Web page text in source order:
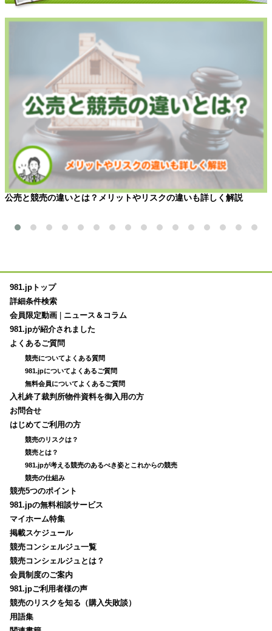
公売と競売の違いとは？メリットやリスクの違いも詳しく解説
981.jpトップ
詳細条件検索
会員限定動画
ニュース＆コラム
981.jpが紹介されました
よくあるご質問
競売についてよくある質問
981.jpについてよくあるご質問
無料会員についてよくあるご質問
入札終了裁判所物件資料を御入用の方
お問合せ
はじめてご利用の方
競売のリスクは？
競売とは？
981.jpが考える競売のあるべき姿とこれからの競売
競売の仕組み
競売5つのポイント
981.jpの無料相談サービス
マイホーム特集
掲載スケジュール
競売コンシェルジュ一覧
競売コンシェルジュとは？
会員制度のご案内
981.jpご利用者様の声
競売のリスクを知る（購入失敗談）
用語集